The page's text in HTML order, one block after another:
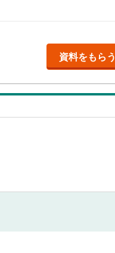
資料をもらう